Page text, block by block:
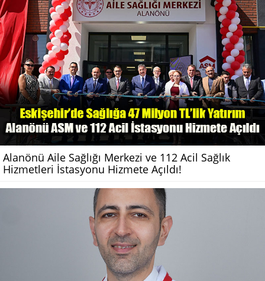
Alanönü Aile Sağlığı Merkezi ve 112 Acil Sağlık
Hizmetleri İstasyonu Hizmete Açıldı!